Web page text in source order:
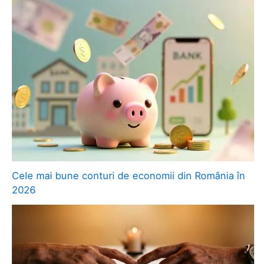
Cele mai bune conturi de economii din România în
2026